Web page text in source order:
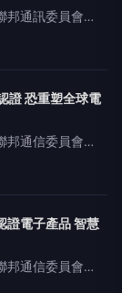
邦通訊委員會
通過一項禁
舉預計將對全球
證 恐重塑全球電
邦通信委員會
通過一項提
舉是基於美國國
證電子產品 智慧
邦通信委員會
一項提案，將